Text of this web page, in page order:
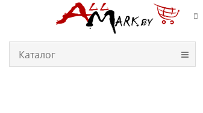
Каталог